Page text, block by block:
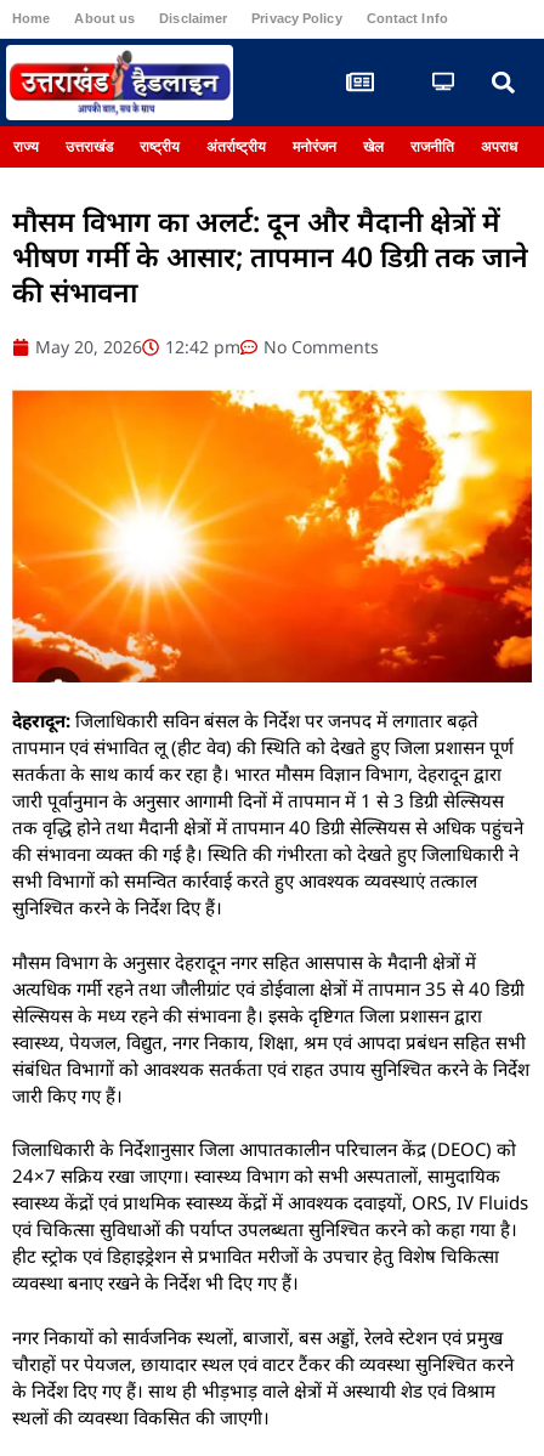
Home About us Disclaimer Privacy Policy Contact Info
राज्य उत्तराखंड राष्ट्रीय अंतर्राष्ट्रीय मनोरंजन खेल राजनीति अपराध
मौसम विभाग का अलर्ट: दून और मैदानी क्षेत्रों में
भीषण गर्मी के आसार; तापमान 40 डिग्री तक जाने
की संभावना
May 20, 2026 12:42 pm No Comments
देहरादून: जिलाधिकारी सविन बंसल के निर्देश पर जनपद में लगातार बढ़ते
तापमान एवं संभावित लू (हीट वेव) की स्थिति को देखते हुए जिला प्रशासन पूर्ण
सतर्कता के साथ कार्य कर रहा है। भारत मौसम विज्ञान विभाग, देहरादून द्वारा
जारी पूर्वानुमान के अनुसार आगामी दिनों में तापमान में 1 से 3 डिग्री सेल्सियस
तक वृद्धि होने तथा मैदानी क्षेत्रों में तापमान 40 डिग्री सेल्सियस से अधिक पहुंचने
की संभावना व्यक्त की गई है। स्थिति की गंभीरता को देखते हुए जिलाधिकारी ने
सभी विभागों को समन्वित कार्रवाई करते हुए आवश्यक व्यवस्थाएं तत्काल
सुनिश्चित करने के निर्देश दिए हैं।
मौसम विभाग के अनुसार देहरादून नगर सहित आसपास के मैदानी क्षेत्रों में
अत्यधिक गर्मी रहने तथा जौलीग्रांट एवं डोईवाला क्षेत्रों में तापमान 35 से 40 डिग्री
सेल्सियस के मध्य रहने की संभावना है। इसके दृष्टिगत जिला प्रशासन द्वारा
स्वास्थ्य, पेयजल, विद्युत, नगर निकाय, शिक्षा, श्रम एवं आपदा प्रबंधन सहित सभी
संबंधित विभागों को आवश्यक सतर्कता एवं राहत उपाय सुनिश्चित करने के निर्देश
जारी किए गए हैं।
जिलाधिकारी के निर्देशानुसार जिला आपातकालीन परिचालन केंद्र (DEOC) को
24×7 सक्रिय रखा जाएगा। स्वास्थ्य विभाग को सभी अस्पतालों, सामुदायिक
स्वास्थ्य केंद्रों एवं प्राथमिक स्वास्थ्य केंद्रों में आवश्यक दवाइयों, ORS, IV Fluids
एवं चिकित्सा सुविधाओं की पर्याप्त उपलब्धता सुनिश्चित करने को कहा गया है।
हीट स्ट्रोक एवं डिहाइड्रेशन से प्रभावित मरीजों के उपचार हेतु विशेष चिकित्सा
व्यवस्था बनाए रखने के निर्देश भी दिए गए हैं।
नगर निकायों को सार्वजनिक स्थलों, बाजारों, बस अड्डों, रेलवे स्टेशन एवं प्रमुख
चौराहों पर पेयजल, छायादार स्थल एवं वाटर टैंकर की व्यवस्था सुनिश्चित करने
के निर्देश दिए गए हैं। साथ ही भीड़भाड़ वाले क्षेत्रों में अस्थायी शेड एवं विश्राम
स्थलों की व्यवस्था विकसित की जाएगी।